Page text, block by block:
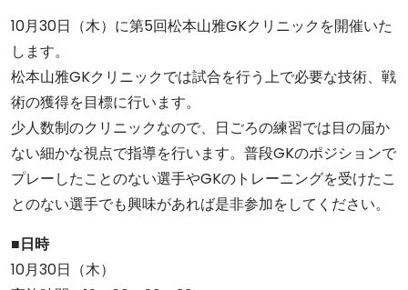
10月30日（木）に第5回松本山雅GKクリニックを開催いた
します。
松本山雅GKクリニックでは試合を行う上で必要な技術、戦
術の獲得を目標に行います。
少人数制のクリニックなので、日ごろの練習では目の届か
ない細かな視点で指導を行います。普段GKのポジションで
プレーしたことのない選手やGKのトレーニングを受けたこ
とのない選手でも興味があれば是非参加をしてください。
■日時
10月30日（木）